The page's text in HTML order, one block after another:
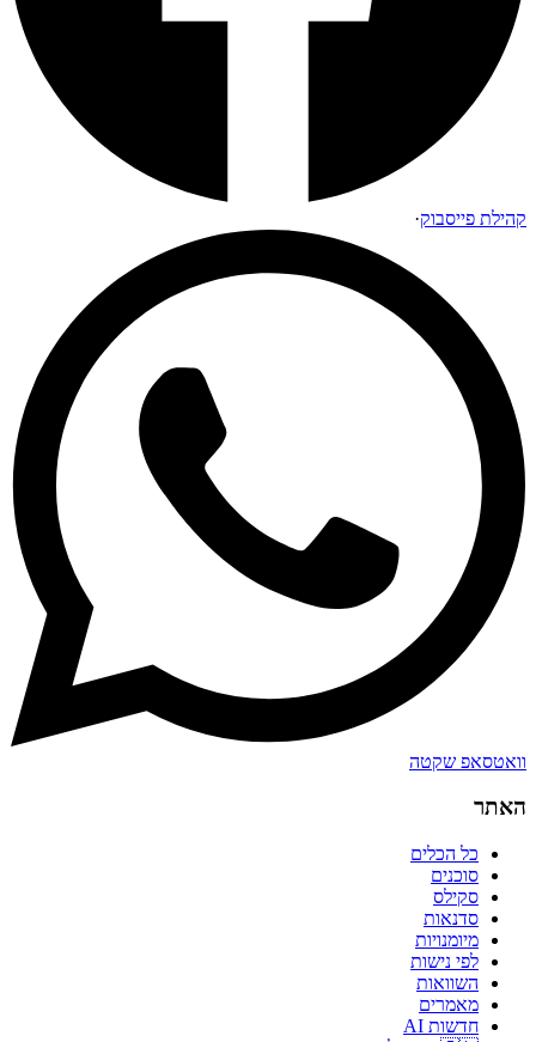
קהילת פייסבוק·
וואטסאפ שקטה
האתר
כל הכלים
סוכנים
סקילס
סדנאות
מיומנויות
לפי נישות
השוואות
מאמרים
חדשות AI